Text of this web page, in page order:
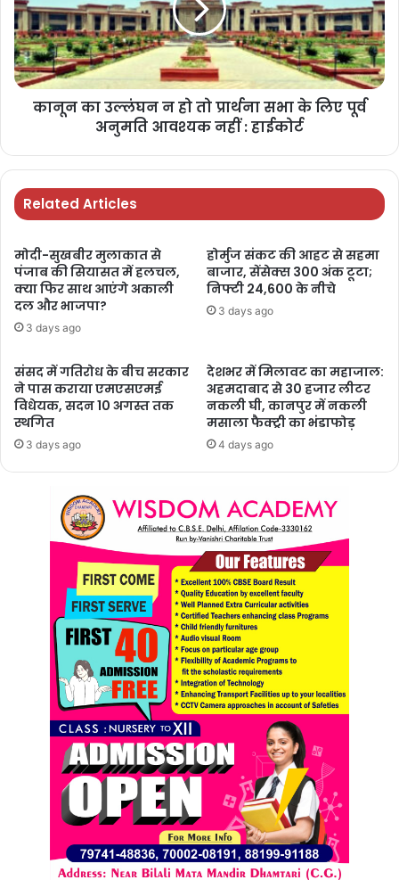
कानून का उल्लंघन न हो तो प्रार्थना सभा के लिए पूर्व
अनुमति आवश्यक नहीं : हाईकोर्ट
Related Articles
मोदी-सुखबीर मुलाकात से
पंजाब की सियासत में हलचल,
क्या फिर साथ आएंगे अकाली
दल और भाजपा?
3 days ago
होर्मुज संकट की आहट से सहमा
बाजार, सेंसेक्स 300 अंक टूटा;
निफ्टी 24,600 के नीचे
3 days ago
संसद में गतिरोध के बीच सरकार
ने पास कराया एमएसएमई
विधेयक, सदन 10 अगस्त तक
स्थगित
3 days ago
देशभर में मिलावट का महाजाल:
अहमदाबाद से 30 हजार लीटर
नकली घी, कानपुर में नकली
मसाला फैक्ट्री का भंडाफोड़
4 days ago